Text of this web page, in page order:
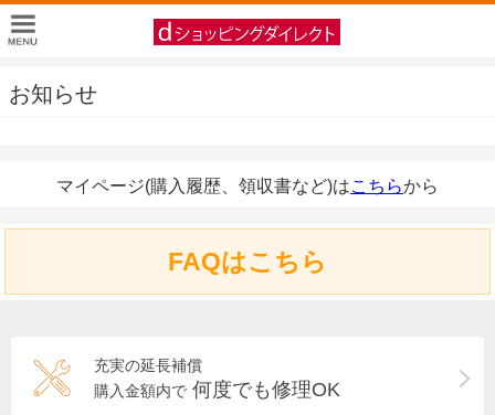
お知らせ
マイページ(購入履歴、領収書など)はこちらから
FAQはこちら
充実の延長補償
購入金額内で 何度でも修理OK